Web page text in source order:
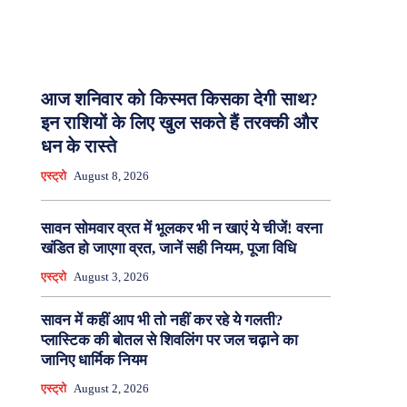
आज शनिवार को किस्मत किसका देगी साथ?
इन राशियों के लिए खुल सकते हैं तरक्की और
धन के रास्ते
एस्ट्रो August 8, 2026
सावन सोमवार व्रत में भूलकर भी न खाएं ये चीजें! वरना
खंडित हो जाएगा व्रत, जानें सही नियम, पूजा विधि
एस्ट्रो August 3, 2026
सावन में कहीं आप भी तो नहीं कर रहे ये गलती?
प्लास्टिक की बोतल से शिवलिंग पर जल चढ़ाने का
जानिए धार्मिक नियम
एस्ट्रो August 2, 2026